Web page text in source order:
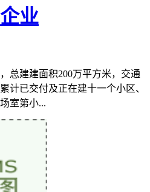
业
总建建面积200万平方米，交通
计已交付及正在建十一个小区、
室第小...